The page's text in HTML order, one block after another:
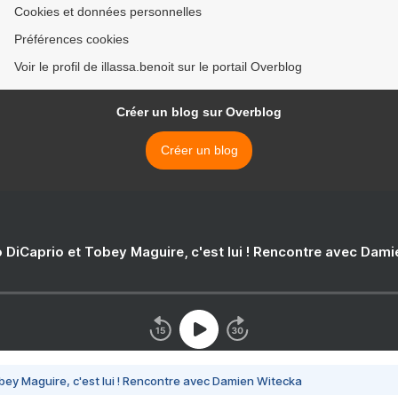
Cookies et données personnelles
Préférences cookies
Voir le profil de illassa.benoit sur le portail Overblog
Créer un blog sur Overblog
Créer un blog
DiCaprio et Tobey Maguire, c'est lui ! Rencontre avec
Maguire, c'est lui ! Rencontre avec Damien Witecka